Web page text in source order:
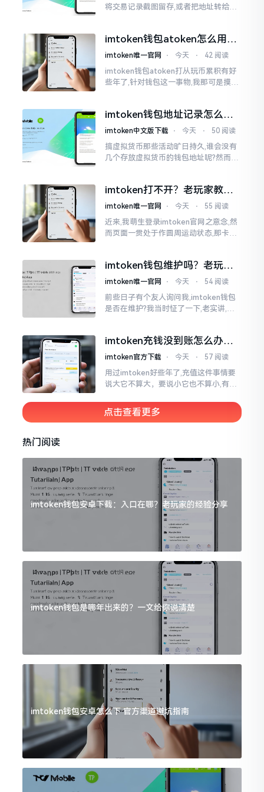
将交易记录截图留存,或者把地址转给友
简易的
imtoken钱包atoken怎么用？
一文教你搞定
imtoken唯一官网 ⋅ 今天 ⋅ 42 阅读
imtoken钱包atoken打从玩币累积有好
些年了,针对钱包这一事物,我那可是摸得
一块儿
imtoken钱包地址记录怎么
删？手把手教你清干净
imtoken中文版下载 ⋅ 今天 ⋅ 50 阅读
搞虚拟货币那些活动旷日持久,谁会没有
几个存放虚拟货币的钱包地址呢?然而某
钱包
imtoken打不开？老玩家教你
几招
imtoken唯一官网 ⋅ 今天 ⋅ 55 阅读
近来,我萌生登录imtoken官网之意念,然
而页面一贯处于作圆周运动状态,那卡顿
功登录。
imtoken钱包维护吗？老玩家
说说心里话
imtoken唯一官网 ⋅ 今天 ⋅ 54 阅读
前些日子有个友人询问我,imtoken钱包
是否在维护?我当时怔了一下,老实讲,该
生锈
imtoken充钱没到账怎么办？
老用户教你几招
imtoken官方下载 ⋅ 今天 ⋅ 57 阅读
用过imtoken好些年了,充值这件事情要
说大它不算大，要说小它也不算小,有时
人心里好似热锅上的蚂蚁团团转,实际上
吧
点击查看更多
热门阅读
imtoken钱包安卓下载：入口在哪？老玩家的经验分享
imtoken钱包是哪年出来的？一文给你说清楚
imtoken钱包安卓怎么下 官方渠道避坑指南